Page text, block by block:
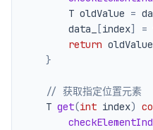
        T oldValue
=
        data_
[index] =
return oldValue
}
// 获取指定位置元素
    T
get(int index)